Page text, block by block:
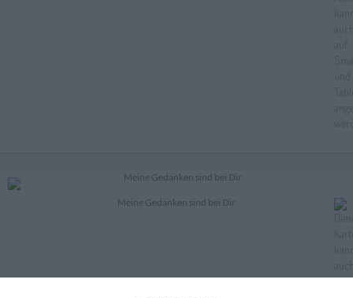
Meine Gedanken sind bei Dir